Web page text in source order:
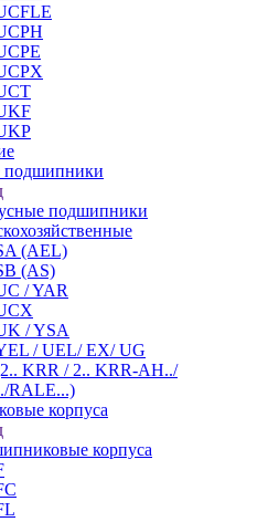
подшипники
подшипники
(AEL)
(AS)
/ YAR
/ YSA
/ UEL/ EX/ UG
KRR / 2.. KRR-AH../
RALE...)
корпуса
корпуса